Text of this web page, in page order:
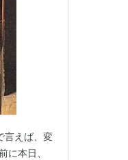
言えば、変
に本日、